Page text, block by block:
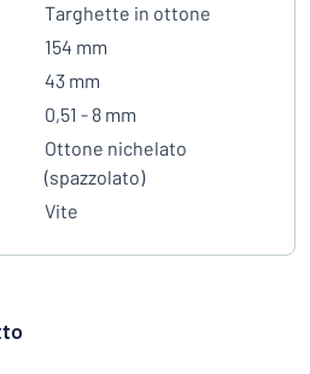
Targhette in ottone
154 mm
43 mm
0,51 - 8 mm
Ottone nichelato
(spazzolato)
Vite